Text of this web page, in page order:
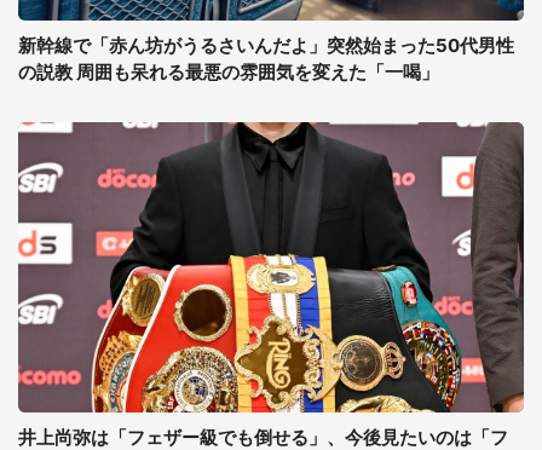
新幹線で「赤ん坊がうるさいんだよ」突然始まった50代男性
の説教 周囲も呆れる最悪の雰囲気を変えた「一喝」
井上尚弥は「フェザー級でも倒せる」、今後見たいのは「フ